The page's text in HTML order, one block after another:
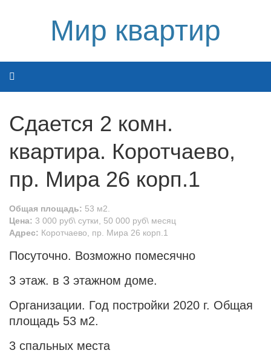
Мир квартир
Сдается 2 комн.
квартира. Коротчаево,
пр. Мира 26 корп.1
Общая площадь: 53 м2.
Цена: 3 000 руб\ сутки, 50 000 руб\ месяц
Адрес: Коротчаево, пр. Мира 26 корп.1
Посуточно. Возможно помесячно
3 этаж. в 3 этажном доме.
Организации. Год постройки 2020 г. Общая
площадь 53 м2.
3 спальных места